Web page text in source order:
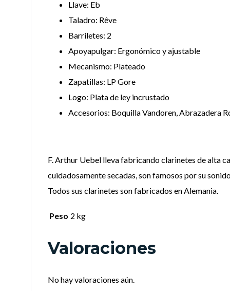
Llave: Eb
Taladro: Rêve
Barriletes: 2
Apoyapulgar: Ergonómico y ajustable
Mecanismo: Plateado
Zapatillas: LP Gore
Logo: Plata de ley incrustado
Accesorios: Boquilla Vandoren, Abrazadera
F. Arthur Uebel lleva fabricando clarinetes de alta
cuidadosamente secadas, son famosos por su
Todos sus clarinetes son fabricados en Alemania.
Peso 2 kg
Valoraciones
No hay valoraciones aún.